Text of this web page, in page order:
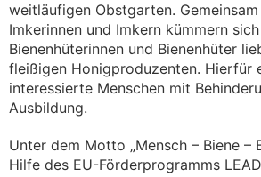
weitläufigen Obstgarten.
Imkerinnen und Imkern kümmern
Bienenhüterinnen und Bienenhüter
fleißigen Honigproduzenten. Hierfür
interessierte Menschen mit
Ausbildung.
Unter dem Motto „Mensch – Biene –
Hilfe des EU-Förderprogramms